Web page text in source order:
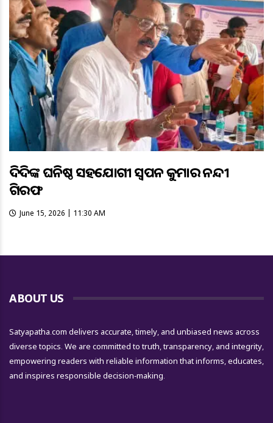
ଦିଦିଙ୍କ ଘନିଷ୍ଠ ସହଯୋଗୀ ସ୍ୱପନ କୁମାର ନନ୍ଦୀ
ଗିରଫ
June 15, 2026 | 11:30 AM
ABOUT US
Satyapatha.com delivers accurate, timely, and unbiased news across
diverse topics. We are committed to truth, transparency, and integrity,
empowering readers with reliable information that informs, educates,
and inspires responsible decision-making.